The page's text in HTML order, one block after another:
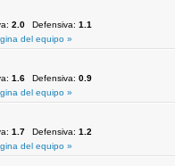
2.0 Defensiva: 1.1
del equipo »
1.6 Defensiva: 0.9
del equipo »
1.7 Defensiva: 1.2
del equipo »